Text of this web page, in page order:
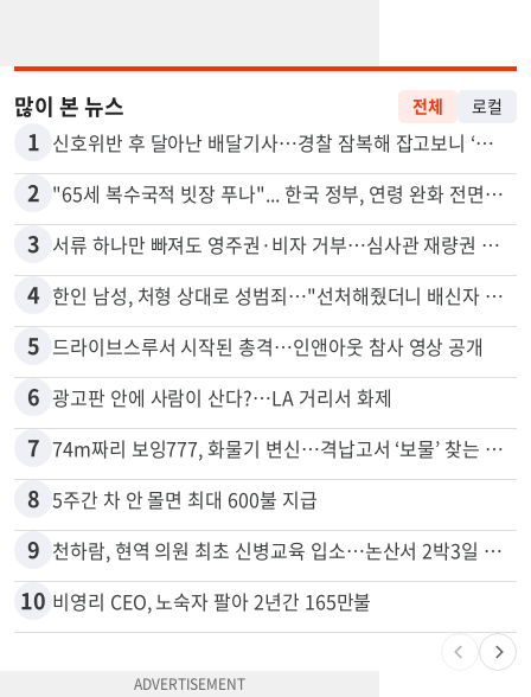
많이 본 뉴스 전체 로컬
1 신호위반 후 달아난 배달기사…경찰 잠복해 잡고보니 ‘반전’
2 "65세 복수국적 빗장 푸나"... 한국 정부, 연령 완화 전면 추진
3 서류 하나만 빠져도 영주권·비자 거부…심사관 재량권 대폭 확대
4 한인 남성, 처형 상대로 성범죄…"선처해줬더니 배신자 취급"
5 드라이브스루서 시작된 총격…인앤아웃 참사 영상 공개
6 광고판 안에 사람이 산다?…LA 거리서 화제
7 74m짜리 보잉777, 화물기 변신…격납고서 ‘보물’ 찾는 인천공항
8 5주간 차 안 몰면 최대 600불 지급
9 천하람, 현역 의원 최초 신병교육 입소…논산서 2박3일 생활
10 비영리 CEO, 노숙자 팔아 2년간 165만불